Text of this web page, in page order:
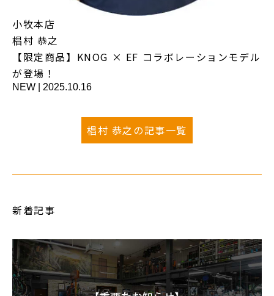
小牧本店
椙村 恭之
【限定商品】KNOG × EF コラボレーションモデル
が登場！
NEW 2025.10.16
椙村 恭之の記事一覧
新着記事